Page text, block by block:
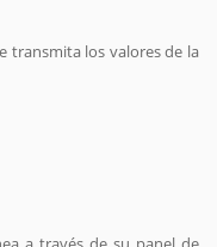
transmita los valores de la